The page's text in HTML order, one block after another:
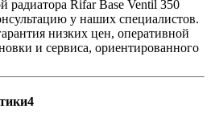
радиатора Rifar Base Ventil 350
у наших специалистов.
низких цен, оперативной
и сервиса, ориентированного